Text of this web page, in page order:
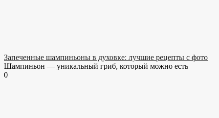
Запеченные шампиньоны в духовке: лучшие рецепты с фото
Шампиньон — уникальный гриб, который можно есть
0